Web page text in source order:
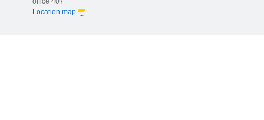
Location map